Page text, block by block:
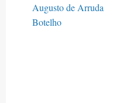
Augusto de Arruda
Botelho